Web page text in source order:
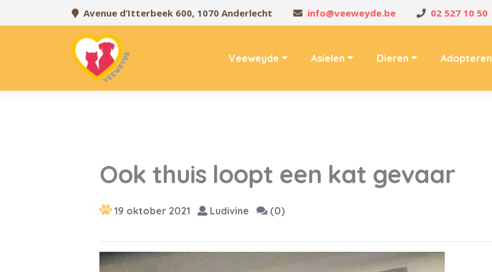
Avenue d’Itterbeek 600, 1070 Anderlecht info@veeweyde.be 02 527 10 50
Veeweyde Asielen Dieren Adopteren
Ook thuis loopt een kat gevaar
19 oktober 2021 Ludivine (0)